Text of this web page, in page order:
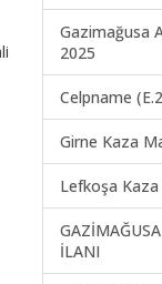
Gazimağusa
2025
Celpname
Girne Kaza
Lefkoşa
İLANI